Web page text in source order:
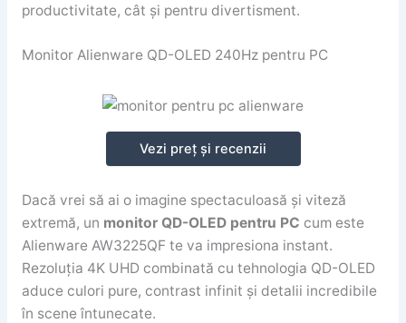
productivitate, cât și pentru divertisment.
Monitor Alienware QD-OLED 240Hz pentru PC
Vezi preț și recenzii
Dacă vrei să ai o imagine spectaculoasă și viteză
extremă, un monitor QD-OLED pentru PC cum este
Alienware AW3225QF te va impresiona instant.
Rezoluția 4K UHD combinată cu tehnologia QD-OLED
aduce culori pure, contrast infinit și detalii incredibile
în scene întunecate.